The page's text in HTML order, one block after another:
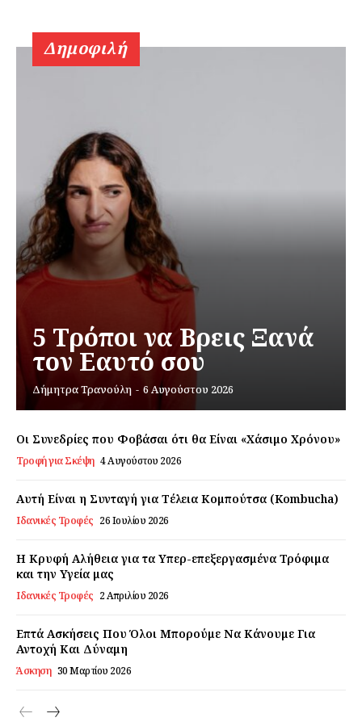
Εγγραφείτε τώρα!
Daily Food
Σχετικά με εμάς
Αποποίηση Ευθυνών
Ο λογαριασμός μου
Επικοινωνία
Δημοφιλή
5 Τρόποι να Βρεις Ξανά
τον Εαυτό σου
Δήμητρα Τρανούλη - 6 Αυγούστου 2026
Οι Συνεδρίες που Φοβάσαι ότι θα Είναι «Χάσιμο Χρόνου»
Τροφή για Σκέψη 4 Αυγούστου 2026
Αυτή Είναι η Συνταγή για Τέλεια Κομπούτσα (Kombucha)
Ιδανικές Τροφές 26 Ιουλίου 2026
Η Κρυφή Αλήθεια για τα Υπερ-επεξεργασμένα Τρόφιμα
και την Υγεία μας
Ιδανικές Τροφές 2 Απριλίου 2026
Επτά Ασκήσεις Που Όλοι Μπορούμε Να Κάνουμε Για
Αντοχή Και Δύναμη
Άσκηση 30 Μαρτίου 2026